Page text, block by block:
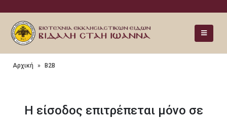
Αρχική » Β2Β
Η είσοδος επιτρέπεται μόνο σε